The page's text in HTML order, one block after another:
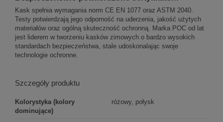
Kask spełnia wymagania norm CE EN 1077 oraz ASTM 2040.
Testy potwierdzają jego odporność na uderzenia, jakość użytych
materiałów oraz ogólną skuteczność ochronną. Marka POC od lat
jest liderem w tworzeniu kasków zimowych o bardzo wysokich
standardach bezpieczeństwa, stale udoskonalając swoje
technologie ochronne.
Szczegóły produktu
Kolorystyka (kolory
dominujące)
różowy, połysk